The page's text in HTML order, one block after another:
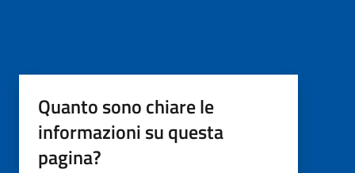
Quanto sono chiare le
informazioni su questa
pagina?